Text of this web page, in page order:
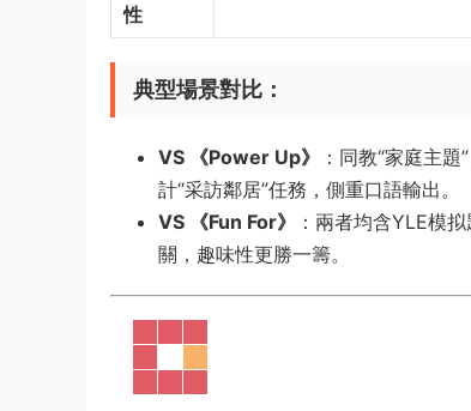
性​
​典型場景對比​ ​：
​VS 《Power Up》​
：同教“家庭主
計“采訪鄰居”任務，側重口語輸出。
​VS 《Fun For》​
：兩者均含YLE模
關，趣味性更勝一籌。